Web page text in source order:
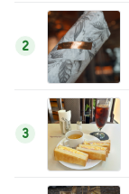
2
3